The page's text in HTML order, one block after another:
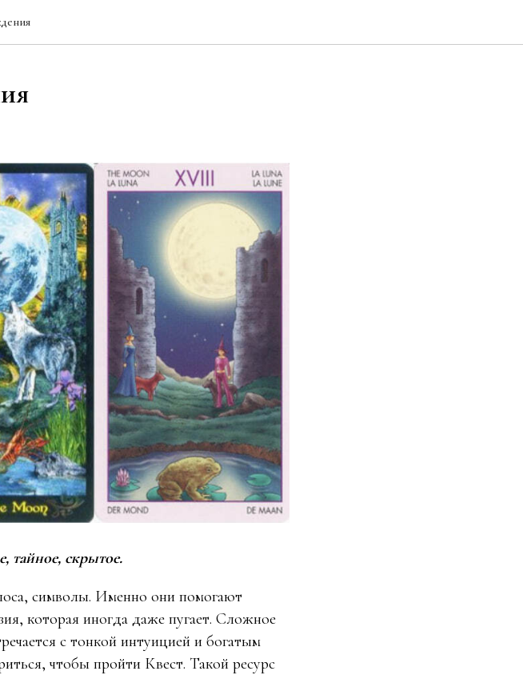
тайное, скрытое.
символы. Именно они помогают
которая иногда даже пугает. Сложное
с тонкой интуицией и богатым
чтобы пройти Квест. Такой ресурс